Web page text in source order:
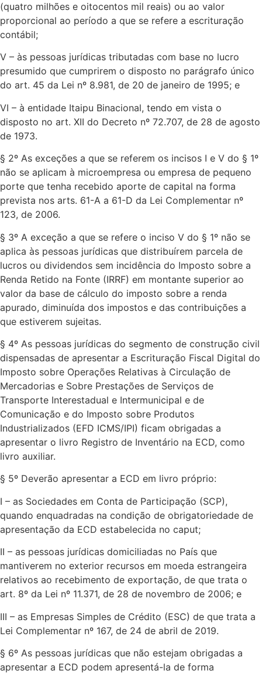
(quatro milhões e oitocentos mil reais) ou ao valor
proporcional ao período a que se refere a escrituração
contábil;
V – às pessoas jurídicas tributadas com base no lucro
presumido que cumprirem o disposto no parágrafo único
do art. 45 da Lei nº 8.981, de 20 de janeiro de 1995; e
VI – à entidade Itaipu Binacional, tendo em vista o
disposto no art. XII do Decreto nº 72.707, de 28 de agosto
de 1973.
§ 2º As exceções a que se referem os incisos I e V do § 1º
não se aplicam à microempresa ou empresa de pequeno
porte que tenha recebido aporte de capital na forma
prevista nos arts. 61-A a 61-D da Lei Complementar nº
123, de 2006.
§ 3º A exceção a que se refere o inciso V do § 1º não se
aplica às pessoas jurídicas que distribuírem parcela de
lucros ou dividendos sem incidência do Imposto sobre a
Renda Retido na Fonte (IRRF) em montante superior ao
valor da base de cálculo do imposto sobre a renda
apurado, diminuída dos impostos e das contribuições a
que estiverem sujeitas.
§ 4º As pessoas jurídicas do segmento de construção civil
dispensadas de apresentar a Escrituração Fiscal Digital do
Imposto sobre Operações Relativas à Circulação de
Mercadorias e Sobre Prestações de Serviços de
Transporte Interestadual e Intermunicipal e de
Comunicação e do Imposto sobre Produtos
Industrializados (EFD ICMS/IPI) ficam obrigadas a
apresentar o livro Registro de Inventário na ECD, como
livro auxiliar.
§ 5º Deverão apresentar a ECD em livro próprio:
I – as Sociedades em Conta de Participação (SCP),
quando enquadradas na condição de obrigatoriedade de
apresentação da ECD estabelecida no caput;
II – as pessoas jurídicas domiciliadas no País que
mantiverem no exterior recursos em moeda estrangeira
relativos ao recebimento de exportação, de que trata o
art. 8º da Lei nº 11.371, de 28 de novembro de 2006; e
III – as Empresas Simples de Crédito (ESC) de que trata a
Lei Complementar nº 167, de 24 de abril de 2019.
§ 6º As pessoas jurídicas que não estejam obrigadas a
apresentar a ECD podem apresentá-la de forma